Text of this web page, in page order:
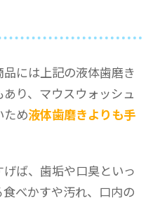
には上記の液体歯磨き
り、マウスウォッシュ
ため液体歯磨きよりも手
ば、歯垢や口臭といっ
べかすや汚れ、口内の